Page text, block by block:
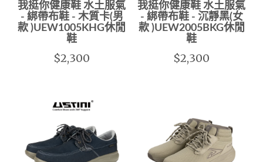
我挺你健康鞋 水土服氣
- 綁帶布鞋 - 木質卡(男
款 )UEW1005KHG休閒
鞋
$2,300
我挺你健康鞋 水土服氣
- 綁帶布鞋 - 沉靜黑(女
款 )UEW2005BKG休閒
鞋
$2,300